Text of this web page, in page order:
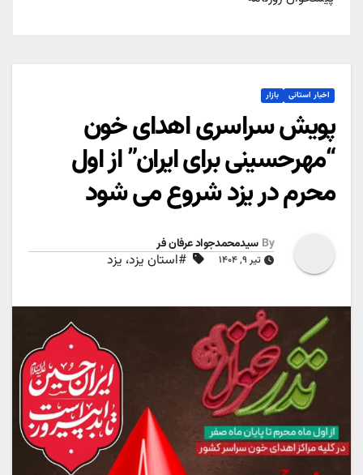
اخبار استانی بازار
پویش سراسری اهدای خون
“مهرحسینی برای ایران” از اول
محرم در یزد شروع می شود
By سیدمحمدجواد عرفان فر
تیر ۹, ۱۴۰۴ #استان یزد، یزد